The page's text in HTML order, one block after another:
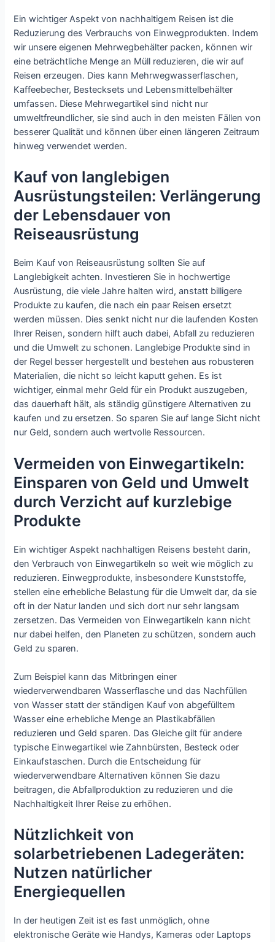
Ein wichtiger Aspekt von nachhaltigem Reisen ist die
Reduzierung des Verbrauchs von Einwegprodukten. Indem
wir unsere eigenen Mehrwegbehälter packen, können wir
eine beträchtliche Menge an Müll reduzieren, die wir auf
Reisen erzeugen. Dies kann Mehrwegwasserflaschen,
Kaffeebecher, Bestecksets und Lebensmittelbehälter
umfassen. Diese Mehrwegartikel sind nicht nur
umweltfreundlicher, sie sind auch in den meisten Fällen von
besserer Qualität und können über einen längeren Zeitraum
hinweg verwendet werden.
Kauf von langlebigen
Ausrüstungsteilen: Verlängerung
der Lebensdauer von
Reiseausrüstung
Beim Kauf von Reiseausrüstung sollten Sie auf
Langlebigkeit achten. Investieren Sie in hochwertige
Ausrüstung, die viele Jahre halten wird, anstatt billigere
Produkte zu kaufen, die nach ein paar Reisen ersetzt
werden müssen. Dies senkt nicht nur die laufenden Kosten
Ihrer Reisen, sondern hilft auch dabei, Abfall zu reduzieren
und die Umwelt zu schonen. Langlebige Produkte sind in
der Regel besser hergestellt und bestehen aus robusteren
Materialien, die nicht so leicht kaputt gehen. Es ist
wichtiger, einmal mehr Geld für ein Produkt auszugeben,
das dauerhaft hält, als ständig günstigere Alternativen zu
kaufen und zu ersetzen. So sparen Sie auf lange Sicht nicht
nur Geld, sondern auch wertvolle Ressourcen.
Vermeiden von Einwegartikeln:
Einsparen von Geld und Umwelt
durch Verzicht auf kurzlebige
Produkte
Ein wichtiger Aspekt nachhaltigen Reisens besteht darin,
den Verbrauch von Einwegartikeln so weit wie möglich zu
reduzieren. Einwegprodukte, insbesondere Kunststoffe,
stellen eine erhebliche Belastung für die Umwelt dar, da sie
oft in der Natur landen und sich dort nur sehr langsam
zersetzen. Das Vermeiden von Einwegartikeln kann nicht
nur dabei helfen, den Planeten zu schützen, sondern auch
Geld zu sparen.
Zum Beispiel kann das Mitbringen einer
wiederverwendbaren Wasserflasche und das Nachfüllen
von Wasser statt der ständigen Kauf von abgefülltem
Wasser eine erhebliche Menge an Plastikabfällen
reduzieren und Geld sparen. Das Gleiche gilt für andere
typische Einwegartikel wie Zahnbürsten, Besteck oder
Einkaufstaschen. Durch die Entscheidung für
wiederverwendbare Alternativen können Sie dazu
beitragen, die Abfallproduktion zu reduzieren und die
Nachhaltigkeit Ihrer Reise zu erhöhen.
Nützlichkeit von
solarbetriebenen Ladegeräten:
Nutzen natürlicher
Energiequellen
In der heutigen Zeit ist es fast unmöglich, ohne
elektronische Geräte wie Handys, Kameras oder Laptops